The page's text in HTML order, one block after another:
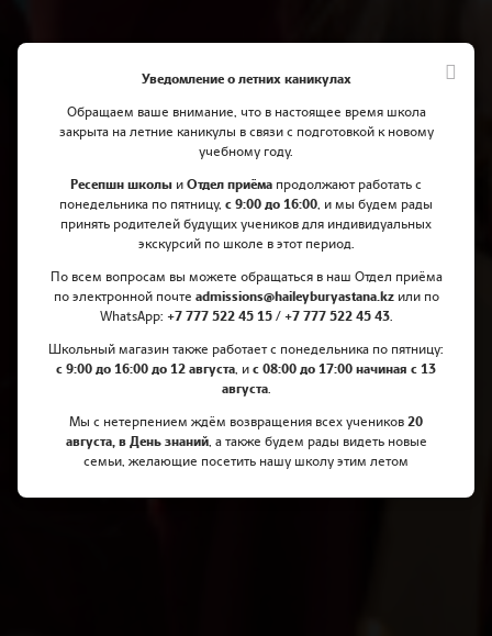
Традиция Quad Walk 2023
Уведомление о летних каникулах
Обращаем ваше внимание, что в настоящее время школа
закрыта на летние каникулы в связи с подготовкой к новому
учебному году.
Ресепшн школы и Отдел приёма продолжают работать с
понедельника по пятницу, с 9:00 до 16:00, и мы будем рады
принять родителей будущих учеников для индивидуальных
экскурсий по школе в этот период.
По всем вопросам вы можете обращаться в наш Отдел приёма
по электронной почте admissions@haileyburyastana.kzили по
WhatsApp: +7 777 522 45 15 / +7 777 522 45 43.
Школьный магазин также работает с понедельника по пятницу:
с 9:00 до 16:00 до 12 августа, и с 08:00 до 17:00 начиная с 13
августа.
Мы с нетерпением ждём возвращения всех учеников 20
августа, в День знаний, а также будем рады видеть новые
семьи, желающие посетить нашу школу этим летом